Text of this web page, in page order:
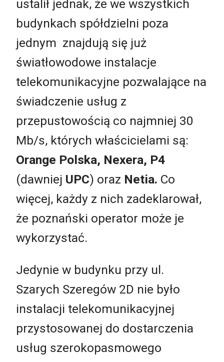
ustalił jednak, że we wszystkich
budynkach spółdzielni poza
jednym znajdują się już
światłowodowe instalacje
telekomunikacyjne pozwalające na
świadczenie usług z
przepustowością co najmniej 30
Mb/s, których właścicielami są:
Orange Polska, Nexera, P4
(dawniej UPC) oraz Netia. Co
więcej, każdy z nich zadeklarował,
że poznański operator może je
wykorzystać.
Jedynie w budynku przy ul.
Szarych Szeregów 2D nie było
instalacji telekomunikacyjnej
przystosowanej do dostarczenia
usług szerokopasmowego